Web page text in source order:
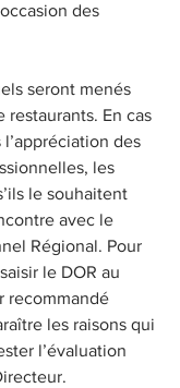
des
seront menés
restaurants. En cas
des
les
le souhaitent
avec le
Régional. Pour
le DOR au
recommandé
les raisons qui
l’évaluation